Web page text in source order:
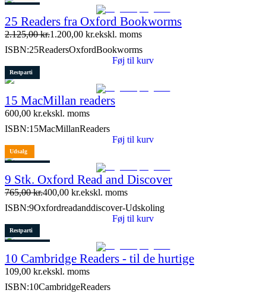
2 stk. tilbage
25 Readers fra Oxford Bookworms
2.125,00kr.1.200,00 kr.ekskl. moms
ISBN:25ReadersOxfordBookworms
Føj til kurv
Restparti
15 MacMillan readers
600,00 kr.ekskl. moms
ISBN:15MacMillanReaders
Føj til kurv
Udsalg
9 Stk. Oxford Read and Discover
765,00kr.400,00 kr.ekskl. moms
ISBN:9Oxfordreadanddiscover-Udskoling
Føj til kurv
Restparti
Lydfil
10 Cambridge Readers - til de hurtige
109,00 kr.ekskl. moms
ISBN:10CambridgeReaders